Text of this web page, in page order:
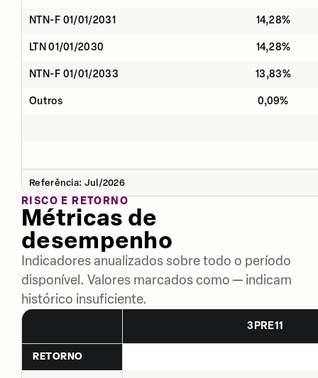
NTN-F 01/01/2031 14,28%
LTN 01/01/2030 14,28%
NTN-F 01/01/2033 13,83%
Outros 0,09%
Referência: Jul/2026
RISCO E RETORNO
Métricas de
desempenho
Indicadores anualizados sobre todo o período
disponível. Valores marcados como — indicam
histórico insuficiente.
3PRE11
RETORNO